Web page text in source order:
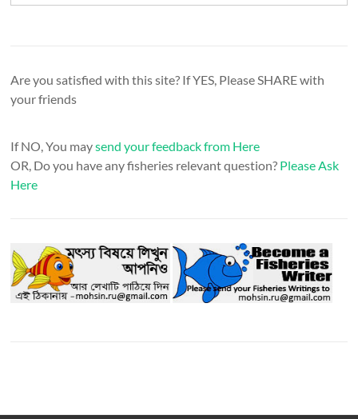
Are you satisfied with this site? If YES, Please SHARE with
your friends
If NO, You maysend your feedback from Here
OR, Do you have any fisheries relevant question? Please Ask
Here